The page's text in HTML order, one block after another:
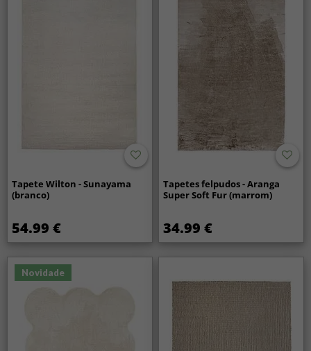
Tapete Wilton - Sunayama
(branco)
54.99 €
Tapetes felpudos - Aranga
Super Soft Fur (marrom)
34.99 €
Novidade